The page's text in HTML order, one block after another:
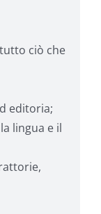
ciò che
editoria;
lingua e il